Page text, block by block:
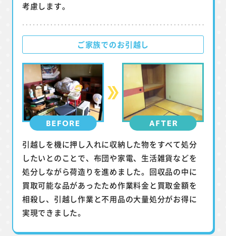
考慮します。
ご家族でのお引越し
引越しを機に押し入れに収納した物をすべて処分
したいとのことで、布団や家電、生活雑貨などを
処分しながら荷造りを進めました。回収品の中に
買取可能な品があったため作業料金と買取金額を
相殺し、引越し作業と不用品の大量処分がお得に
実現できました。